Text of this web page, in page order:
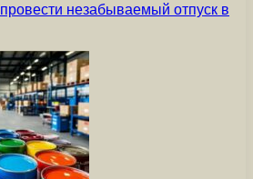
незабываемый отпуск в